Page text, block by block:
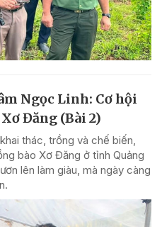
Ngọc Linh: Cơ hội
Đăng (Bài 2)
thác, trồng và chế biến,
bào Xơ Đăng ở tỉnh Quảng
lên làm giàu, mà ngày càng